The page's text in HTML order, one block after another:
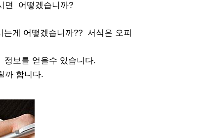
면 어떻겠습니까?
게 어떻겠습니까?? 서식은 오피
보를 얻을수 있습니다.
까 합니다.